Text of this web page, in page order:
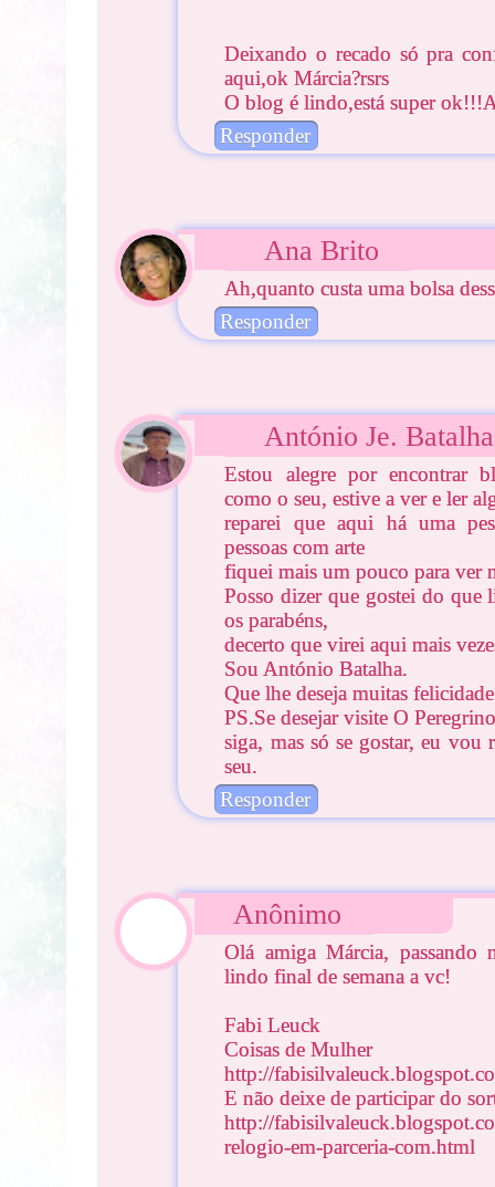
Deixando o recado só pra
aqui,ok Márcia?rsrs
O blog é lindo,está super
Responder
Ana Brito
Ah,quanto custa uma bolsa
Responder
António Je. Batalha
Estou alegre por encontrar
como o seu, estive a ver e ler
reparei que aqui há uma
pessoas com arte
fiquei mais um pouco para ver
Posso dizer que gostei do que
os parabéns,
decerto que virei aqui mais
Sou António Batalha.
Que lhe deseja muitas
PS.Se desejar visite O
siga, mas só se gostar, eu
seu.
Responder
Anônimo
Olá amiga Márcia, passando
lindo final de semana a vc!
Fabi Leuck
Coisas de Mulher
http://
E não deixe de participar do
http://
relogio-em-parceria-com.html